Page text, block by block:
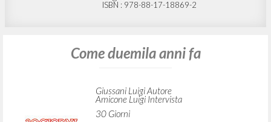
ISBN : 978-88-17-18869-2
Come duemila anni fa
Giussani Luigi Autore
Amicone Luigi Intervista
30 Giorni